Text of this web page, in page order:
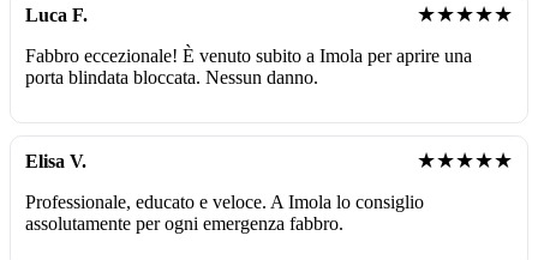
Luca F. ★★★★★
Fabbro eccezionale! È venuto subito a Imola per aprire una
porta blindata bloccata. Nessun danno.
Elisa V. ★★★★★
Professionale, educato e veloce. A Imola lo consiglio
assolutamente per ogni emergenza fabbro.